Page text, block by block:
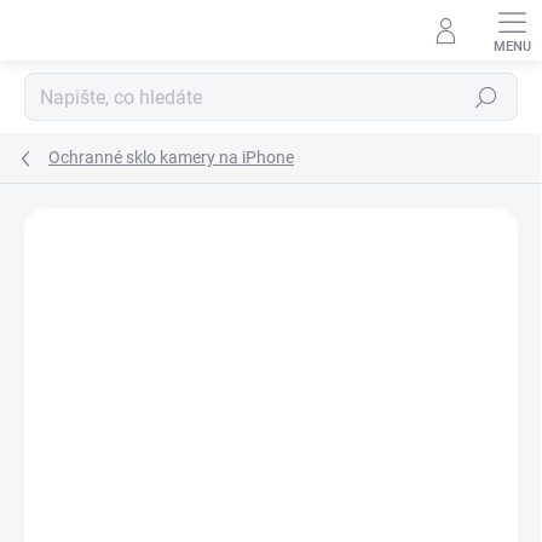
Hledat
Ochranné sklo kamery na iPhone